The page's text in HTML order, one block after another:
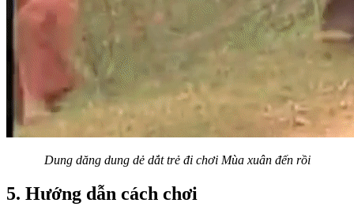
Dung dăng dung dẻ dắt trẻ đi chơi Mùa xuân đến rồi
5. Hướng dẫn cách chơi